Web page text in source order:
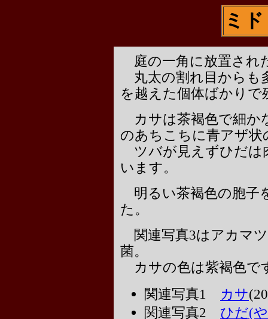
ミ
庭の一角に放置され
丸太の割れ目からも
を越えた個体ばかりで
カサは茶褐色で細か
のあちこちに青アザ
ツバが見えずひだは
います。
明るい茶褐色の胞子
た。
関連写真3はアカマ
菌。
カサの色は紫褐色で
関連写真1
カサ
関連写真2 ひだ(